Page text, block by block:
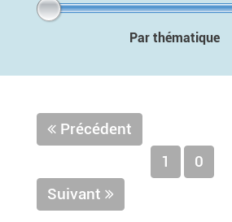
Par thématique
Précédent
1
0
Suivant